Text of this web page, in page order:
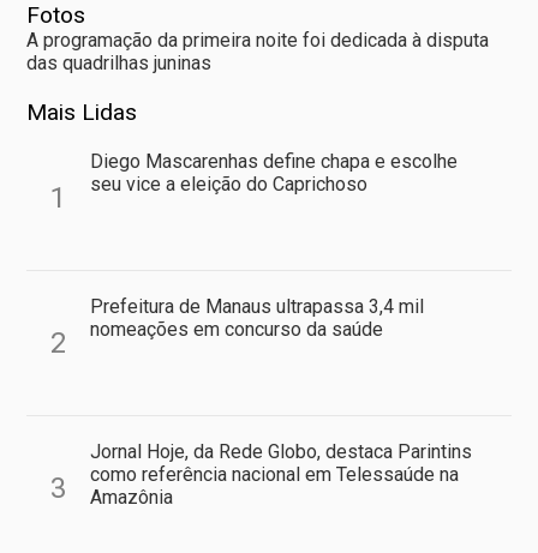
Fotos
A programação da primeira noite foi dedicada à disputa
das quadrilhas juninas
Mais Lidas
1
Diego Mascarenhas define chapa e escolhe
seu vice a eleição do Caprichoso
2
Prefeitura de Manaus ultrapassa 3,4 mil
nomeações em concurso da saúde
3
Jornal Hoje, da Rede Globo, destaca Parintins
como referência nacional em Telessaúde na
Amazônia